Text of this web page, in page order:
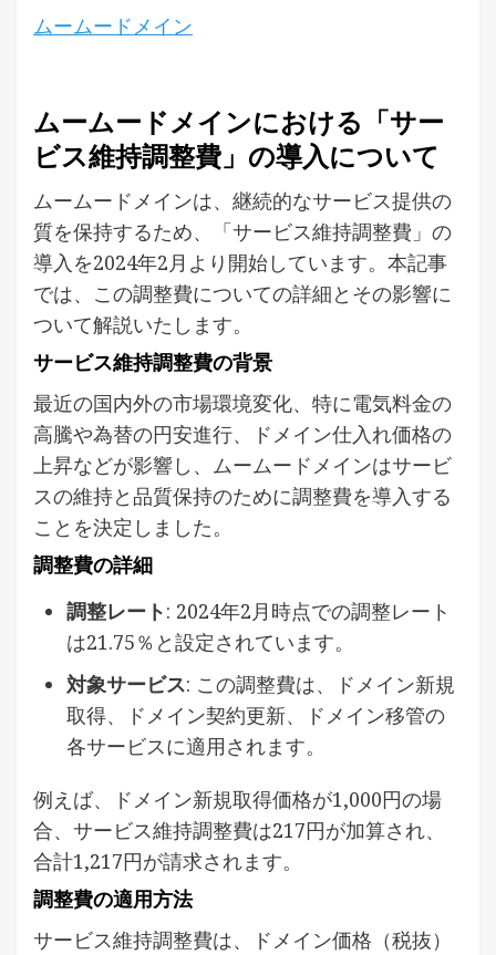
ムームードメイン
ムームードメインにおける「サー
ビス維持調整費」の導入について
ムームードメインは、継続的なサービス提供の
質を保持するため、「サービス維持調整費」の
導入を2024年2月より開始しています。本記事
では、この調整費についての詳細とその影響に
ついて解説いたします。
サービス維持調整費の背景
最近の国内外の市場環境変化、特に電気料金の
高騰や為替の円安進行、ドメイン仕入れ価格の
上昇などが影響し、ムームードメインはサービ
スの維持と品質保持のために調整費を導入する
ことを決定しました。
調整費の詳細
調整レート: 2024年2月時点での調整レート
は21.75％と設定されています。
対象サービス: この調整費は、ドメイン新規
取得、ドメイン契約更新、ドメイン移管の
各サービスに適用されます。
例えば、ドメイン新規取得価格が1,000円の場
合、サービス維持調整費は217円が加算され、
合計1,217円が請求されます。
調整費の適用方法
サービス維持調整費は、ドメイン価格（税抜）